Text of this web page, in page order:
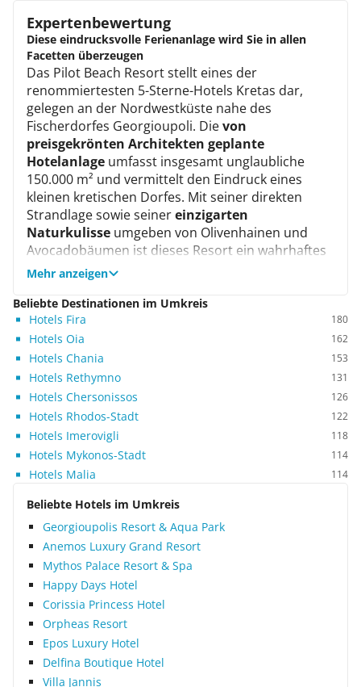
Expertenbewertung
Diese eindrucksvolle Ferienanlage wird Sie in allen
Facetten überzeugen
Das Pilot Beach Resort stellt eines der
renommiertesten 5-Sterne-Hotels Kretas dar,
gelegen an der Nordwestküste nahe des
Fischerdorfes Georgioupoli. Dievon
preisgekrönten Architekten geplante
Hotelanlage umfasst insgesamt unglaubliche
150.000 m² und vermittelt den Eindruck eines
kleinen kretischen Dorfes. Mit seiner direkten
Strandlage sowie seinereinzigarten
Naturkulisse umgeben von Olivenhainen und
Avocadobäumen ist dieses Resort ein wahrhaftes
Traumziel. Die mehrfachen Auszeichnungen des
Hotels für die sehr gute Qualität der
Dienstleistungen sprechen für sich. Bei
Reservierung haben Sie die Wahl zwischen 450
Unterkünften: Verbringen Sie Ihre Ferien in
gemütlichen Bungalows, in gepflegten Suiten oder
in geräumigen Suiten mit eigenem Swimmingpool.
Alle Räume sind äußerst modern und
geschmackvoll eingerichtet. In den insgesamt vier
individuellen Restaurants können nicht nur
schmackhafte griechische Gerichte, sondern auch
internationale Köstlichkeiten genossen werden –
zubereitet selbstverständlich mit
eigener Herstellungund frischen Kräutern der
Kinderrestaurant sowie zwei Kinderclubs und ein
Spielplatz zur Verfügung. Erfahrene
Kinderanimateure sorgen für Spaß und eine
vertrauensvolle Atmosphäre. Wer auch im Urlaub
seine Fitness nicht vernachlässigen möchte, der
ist im Health Club mit seinem umfangreichen
Sportangebot herzlich willkommen. Fünf
Swimmingpools laden zum Baden ein; im Winter
genießen Sie die Wärme des beheizten
Mehr anzeigen
Beliebte Destinationen im Umkreis
Hotels Fira
180
Hotels Oia 162
Hotels Chania 153
Hotels Rethymno 131
Hotels Chersonissos 126
Hotels Rhodos-Stadt 122
Hotels Imerovigli 118
Hotels Mykonos-Stadt 114
Hotels Malia 114
Beliebte Hotels im Umkreis
Georgioupolis Resort & Aqua Park
Anemos Luxury Grand Resort
Mythos Palace Resort & Spa
Happy Days Hotel
Corissia Princess Hotel
Orpheas Resort
Epos Luxury Hotel
Delfina Boutique Hotel
Villa Jannis